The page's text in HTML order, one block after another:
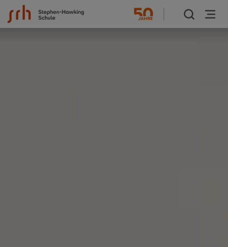
Zum Inhalt springen